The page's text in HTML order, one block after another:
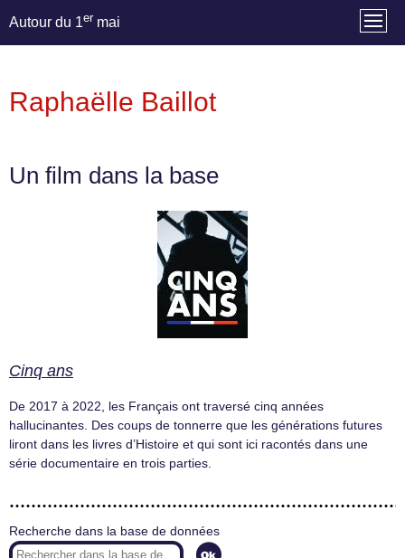
Autour du 1er mai
Raphaëlle Baillot
Un film dans la base
Cinq ans
De 2017 à 2022, les Français ont traversé cinq années
hallucinantes. Des coups de tonnerre que les générations futures
liront dans les livres d’Histoire et qui sont ici racontés dans une
série documentaire en trois parties.
Recherche dans la base de données